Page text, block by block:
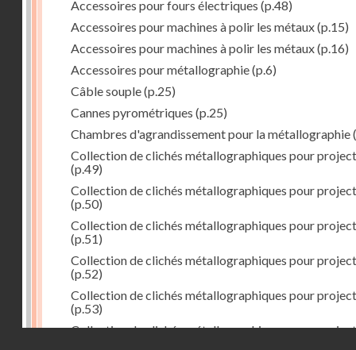
Accessoires pour fours électriques (p.48)
Accessoires pour machines à polir les métaux(p.15)
Accessoires pour machines à polir les métaux(p.16)
Accessoires pour métallographie(p.6)
Câble souple(p.25)
Cannes pyrométriques (p.25)
Chambres d'agrandissement pour la métallographie
Collection de clichés métallographiques pour
(p.49)
Collection de clichés métallographiques pour
(p.50)
Collection de clichés métallographiques pour
(p.51)
Collection de clichés métallographiques pour
(p.52)
Collection de clichés métallographiques pour
(p.53)
Collection de clichés métallographiques pour